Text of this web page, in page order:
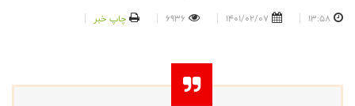
13:58
1401/02/07
6936 چاپ خبر